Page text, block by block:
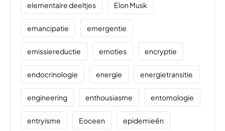
elementaire deeltjes Elon Musk
emancipatie emergentie
emissiereductie emoties encryptie
endocrinologie energie energietransitie
engineering enthousiasme entomologie
entryisme Eoceen epidemieën